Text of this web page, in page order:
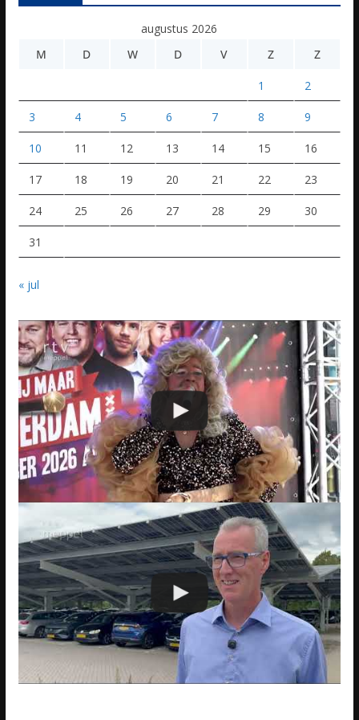
augustus 2026
M
D W D V Z Z
1 2
3 4 5 6 7 8 9
10 11 12 13 14 15 16
17 18 19 20 21 22 23
24 25 26 27 28 29 30
31
« jul